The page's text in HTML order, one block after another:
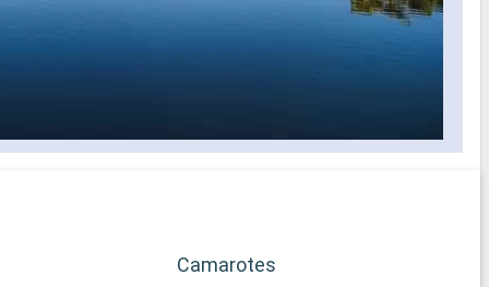
Camarotes